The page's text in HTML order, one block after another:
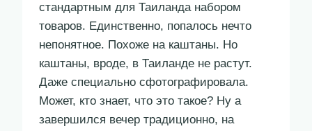
стандартным для Таиланда набором
товаров. Единственно, попалось нечто
непонятное. Похоже на каштаны. Но
каштаны, вроде, в Таиланде не растут.
Даже специально сфотографировала.
Может, кто знает, что это такое? Ну а
завершился вечер традиционно, на